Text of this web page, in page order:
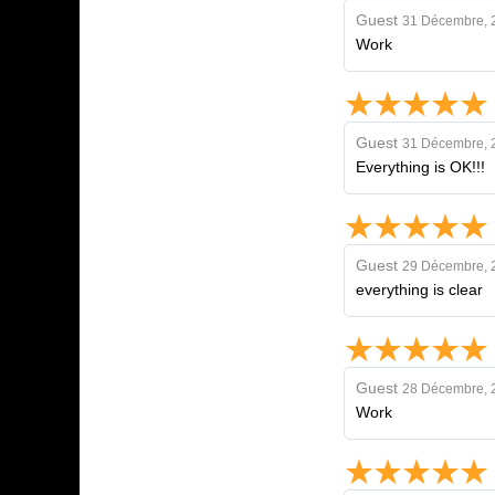
Guest 31 Décembre,
Work
Guest 31 Décembre,
Everything is OK!!!
Guest 29 Décembre,
everything is clear
Guest 28 Décembre,
Work